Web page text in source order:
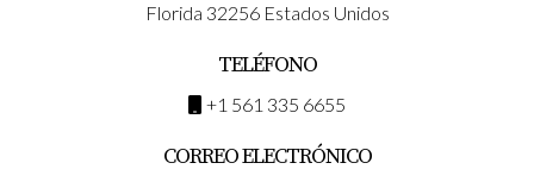
Florida 32256 Estados Unidos
TELÉFONO
+1 561 335 6655
CORREO ELECTRÓNICO